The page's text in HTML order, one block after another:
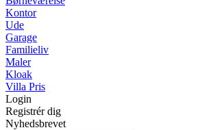
Kontor
Ude
Garage
Familieliv
Maler
Kloak
Villa Pris
Login
Registrér dig
Nyhedsbrevet